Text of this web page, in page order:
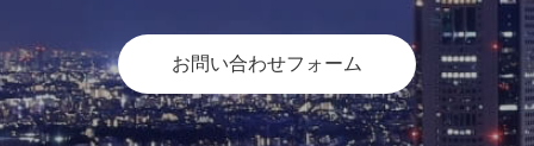
お問い合わせフォーム